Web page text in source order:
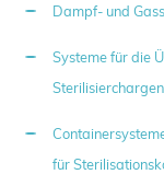
Dampf- und
Systeme für die
Sterilisierchargen
für